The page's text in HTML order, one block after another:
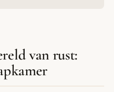
van rust: